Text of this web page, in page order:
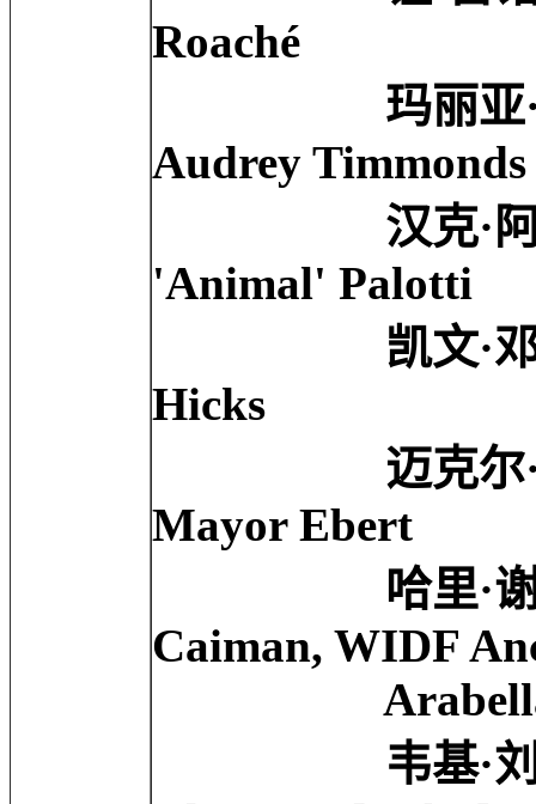
Roaché
玛丽亚·皮
Audrey Timmonds
汉克·阿扎利
'Animal' Palotti
凯文·邓恩
Hicks
迈克尔·莱
Mayor Ebert
哈里·谢尔
Caiman, WIDF
Arabella
韦基·刘易斯